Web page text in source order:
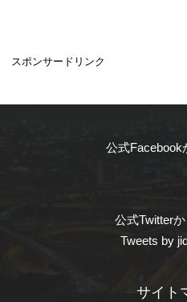
スポンサードリンク
公式Facebook
公式Twitter
Tweets by
サイト